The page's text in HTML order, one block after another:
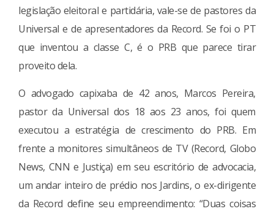
legislação eleitoral e partidária, vale-se de pastores da
Universal e de apresentadores da Record. Se foi o PT
que inventou a classe C, é o PRB que parece tirar
proveito dela.
O advogado capixaba de 42 anos, Marcos Pereira,
pastor da Universal dos 18 aos 23 anos, foi quem
executou a estratégia de crescimento do PRB. Em
frente a monitores simultâneos de TV (Record, Globo
News, CNN e Justiça) em seu escritório de advocacia,
um andar inteiro de prédio nos Jardins, o ex-dirigente
da Record define seu empreendimento: “Duas coisas